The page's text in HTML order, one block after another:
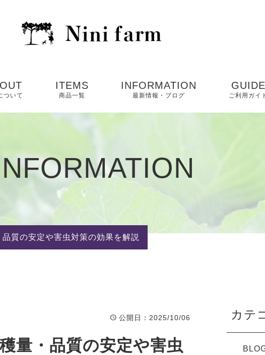
ついて
ITEMS
商品一覧
SALE
INFORMATION
最新情報・ブログ
GUIDE
ご利用ガイ
質の安定や害虫対策の効果を解説
公開日 ：2025/10/06
量・品質の安定や害虫
カテ